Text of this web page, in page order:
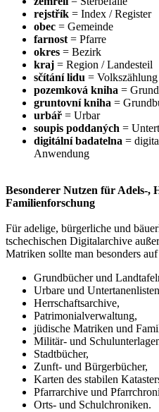
rejstřík = Index / Register
obec = Gemeinde
farnost = Pfarre
okres = Bezirk
kraj = Region / Landesteil
sčítání lidu = Volkszählung
pozemková kniha =
gruntovní kniha =
urbář = Urbar
soupis poddaných =
digitální badatelna =
Anwendung
Besonderer Nutzen für Adels-,
Familienforschung
Für adelige, bürgerliche und
tschechischen Digitalarchive
Matriken sollte man besonders
Grundbücher und
Urbare und
Herrschaftsarchive,
Patrimonialverwaltung,
jüdische Matriken und
Militär- und
Stadtbücher,
Zunft- und Bürgerbücher,
Karten des stabilen
Pfarrarchive und
Orts- und Schulchroniken.